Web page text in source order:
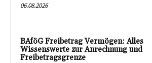
06.08.2026
BAföG Freibetrag Vermögen: Alles
Wissenswerte zur Anrechnung und
Freibetragsgrenze